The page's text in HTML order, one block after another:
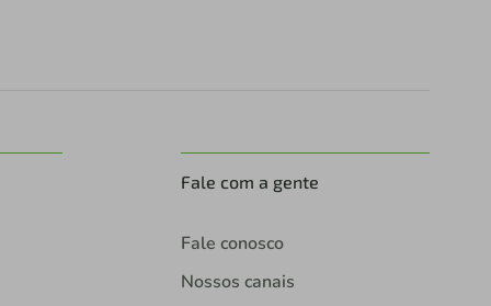
Fale com a gente
Fale conosco
Nossos canais